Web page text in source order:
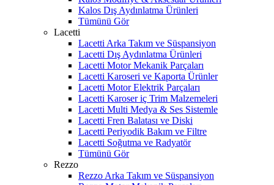
Kalos Dış Aydınlatma Ürünleri
Tümünü Gör
Lacetti
Lacetti Arka Takım ve Süspansiyon
Lacetti Dış Aydınlatma Ürünleri
Lacetti Motor Mekanik Parçaları
Lacetti Karoseri ve Kaporta Ürünler
Lacetti Motor Elektrik Parçaları
Lacetti Karoser iç Trim Malzemeleri
Lacetti Multi Medya & Ses Sistemle
Lacetti Fren Balatası ve Diski
Lacetti Periyodik Bakım ve Filtre
Lacetti Soğutma ve Radyatör
Tümünü Gör
Rezzo
Rezzo Arka Takım ve Süspansiyon